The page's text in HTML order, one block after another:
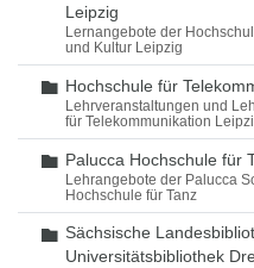
Leipzig
Lernangebote der
und Kultur Leipzig
Ordner
Hochschule für
Lehrveranstaltungen und
für Telekommunikation
Ordner
Palucca Hochschule für
Lehrangebote der Palucca
Hochschule für Tanz
Ordner
Sächsische
Universitätsbibliothek